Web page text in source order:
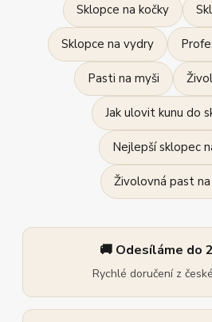
Sklopce na kočky
Sklopce na vydry
Pasti na myši
Jak ulovit kunu do
Nejlepší sklopec
Živolovná past
🚚 Odesíláme do
Rychlé doručení z